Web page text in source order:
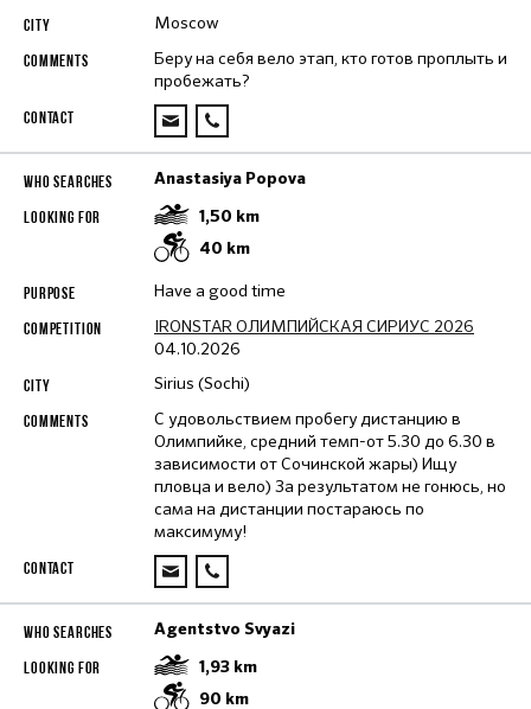
Moscow
Беру на себя вело этап, кто готов проплыть и
пробежать?
Anastasiya Popova
1,50 km
40 km
Have a good time
IRONSTAR ОЛИМПИЙСКАЯ СИРИУС 2026
04.10.2026
Sirius (Sochi)
С удовольствием пробегу дистанцию в
Олимпийке, средний темп-от 5.30 до 6.30 в
зависимости от Сочинской жары) Ищу
пловца и вело) За результатом не гонюсь, но
сама на дистанции постараюсь по
максимуму!
Agentstvo Svyazi
1,93 km
90 km